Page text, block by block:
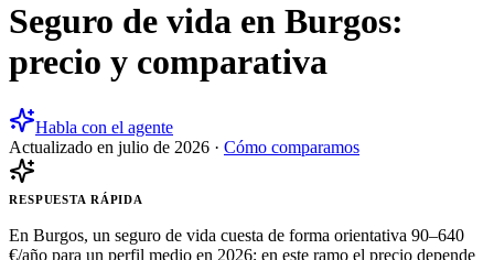
Seguro de vida en Burgos:
precio y comparativa
Habla con el agente
Actualizado en julio de 2026 · Cómo comparamos
RESPUESTA RÁPIDA
En Burgos, un seguro de vida cuesta de forma orientativa 90–640
€/año para un perfil medio en 2026; en este ramo el precio depende